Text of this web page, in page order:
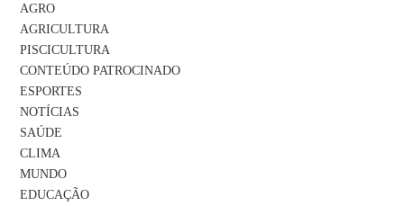
AGRO
AGRICULTURA
PISCICULTURA
CONTEÚDO PATROCINADO
ESPORTES
NOTÍCIAS
SAÚDE
CLIMA
MUNDO
EDUCAÇÃO